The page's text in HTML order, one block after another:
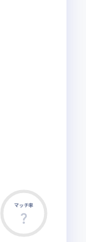
マッチ率